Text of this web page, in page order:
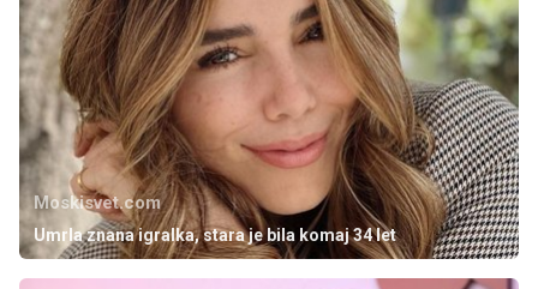
Moskisvet.com
Umrla znana igralka, stara je bila komaj 34 let